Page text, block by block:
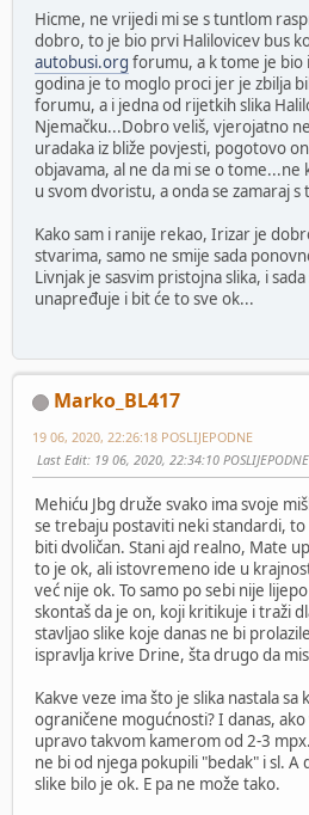
Hicme, ne vrijedi mi se s tuntlom
dobro, to je bio prvi Halilovicev bus
autobusi.org forumu, a k tome je bio
godina je to moglo proci jer je zbilja
forumu, a i jedna od rijetkih slika
Njemačku...Dobro veliš, vjerojatno
uradaka iz bliže povjesti, pogotovo
objavama, al ne da mi se o tome...ne
u svom dvoristu, a onda se zamaraj s
Kako sam i ranije rekao, Irizar je
stvarima, samo ne smije sada
Livnjak je sasvim pristojna slika, i
unapređuje i bit će to sve ok...
Marko_BL417
19 06, 2020, 22:26:18 POSLIJEPODNE
Last Edit: 19 06, 2020, 22:34:10
Mehiću Jbg druže svako ima svoje
se trebaju postaviti neki standardi,
biti dvoličan. Stani ajd realno, Mate
to je ok, ali istovremeno ide u
već nije ok. To samo po sebi nije
skontaš da je on, koji kritikuje i traži
stavljao slike koje danas ne bi
ispravlja krive Drine, šta drugo da
Kakve veze ima što je slika nastala
ograničene mogućnosti? I danas,
upravo takvom kamerom od 2-3
ne bi od njega pokupili "bedak" i sl. A
slike bilo je ok. E pa ne može tako.